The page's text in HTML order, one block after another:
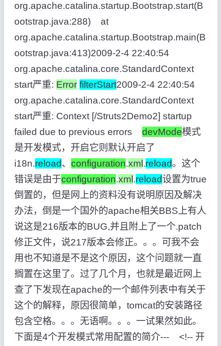
org.apache.catalina.startup.Bootstrap.start(B
ootstrap.java:288) at
org.apache.catalina.startup.Bootstrap.main(B
ootstrap.java:413)2009-2-4 22:40:54
org.apache.catalina.core.StandardContext
start严重: Error filterStart2009-2-4 22:40:54
org.apache.catalina.core.StandardContext
start严重: Context [/Struts2Demo2] startup
failed due to previous errors devMode模式
是开发模式，开启它则默认开启了
i18n.reload、 configuration.xml .reload。这个
错误是由于configuration.xml .reload设置为true
倒置的，但是网上的资料没有说明原因及解决
办法，倒是一个国外的apache相关BBS上有人
说这是216版本的BUG,并且附上了一个.patch
修正文件，说217版本会修正。。。可我不会
用也不知道是不是这个原因，这个问题就一直
搁置在这里了。过了几个月，也就是最近网上
查了下发现在apache的一个邮件列表中有关于
这个的解释，原因很简单，tomcat的安装路径
包含空格。。。无语啊。。。一试果然如此。
下面是4个开发模式常用配置的简介--- <!-- 开